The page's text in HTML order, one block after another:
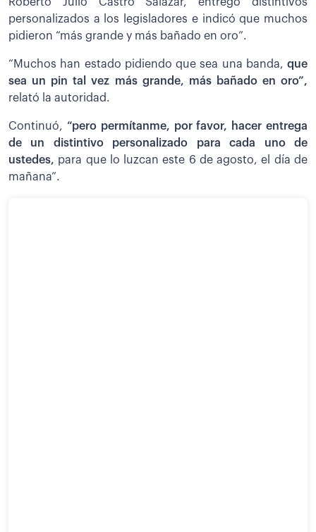
personalizados a los legisladores e indicó que muchos
pidieron “más grande y más bañado en oro”.
“Muchos han estado pidiendo que sea una banda, que
sea un pin tal vez más grande, más bañado en oro”,
relató la autoridad.
Continuó, “pero permítanme, por favor, hacer entrega
de un distintivo personalizado para cada uno de
ustedes, para que lo luzcan este 6 de agosto, el día de
mañana”.